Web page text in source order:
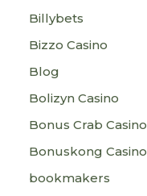
Billybets
Bizzo Casino
Blog
Bolizyn Casino
Bonus Crab Casino
Bonuskong Casino
bookmakers